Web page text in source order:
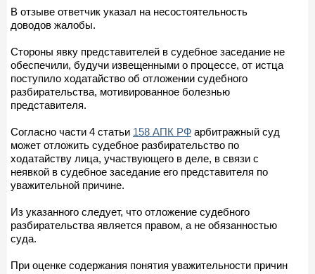
В отзыве ответчик указал на несостоятельность
доводов жалобы.
Стороны явку представителей в судебное заседание не
обеспечили, будучи извещенными о процессе, от истца
поступило ходатайство об отложении судебного
разбирательства, мотивированное болезнью
представителя.
Согласно части 4 статьи 158 АПК РФ арбитражный суд
может отложить судебное разбирательство по
ходатайству лица, участвующего в деле, в связи с
неявкой в судебное заседание его представителя по
уважительной причине.
Из указанного следует, что отложение судебного
разбирательства является правом, а не обязанностью
суда.
При оценке содержания понятия уважительности причин